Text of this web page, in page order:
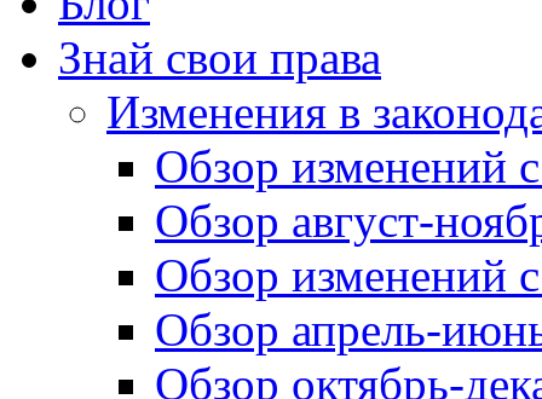
Знай свои права
Изменения в
Обзор изменений
Обзор август-
Обзор изменений
Обзор апрель-
Обзор октябрь-